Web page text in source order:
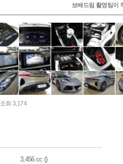
보배드림 촬영팀이
조회 3,174
3,456 cc ()